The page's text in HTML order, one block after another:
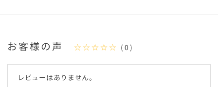
お客様の声 ☆☆☆☆☆ (0)
レビューはありません。